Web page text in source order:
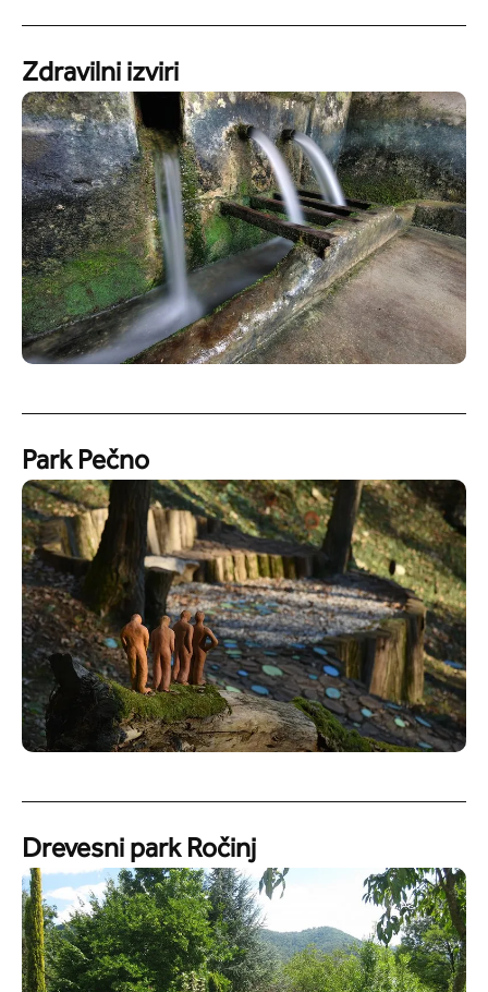
Zdravilni izviri
Park Pečno
Drevesni park Ročinj